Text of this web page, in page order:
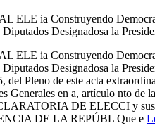
ELE ia Construyendo
Designadosa la
ELE ia Construyendo
Designadosa la
del Pleno de este acta
Generales en a, artículo nto
DE ELECCI y
DE LA REPÚBL Que e